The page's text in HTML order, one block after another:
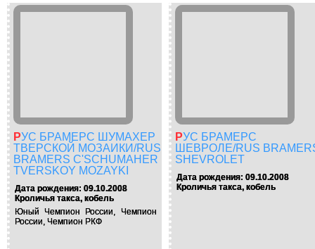
РУС БРАМЕРС ШУМАХЕР
ТВЕРСКОЙ МОЗАИКИ/RUS
BRAMERS C'SCHUMAHER
TVERSKOY MOZAYKI
Дата рождения: 09.10.2008
Кроличья такса, кобель
Юный Чемпион России, Чемпион
России, Чемпион РКФ
РУС БРАМЕРС
ШЕВРОЛЕ/RUS
SHEVROLET
Дата рождения: 09.10.2008
Кроличья такса, кобель